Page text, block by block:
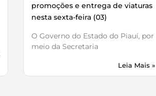
promoções e entrega de viaturas
nesta sexta-feira (03)
O Governo do Estado do Piauí, por
meio da Secretaria
Leia Mais »